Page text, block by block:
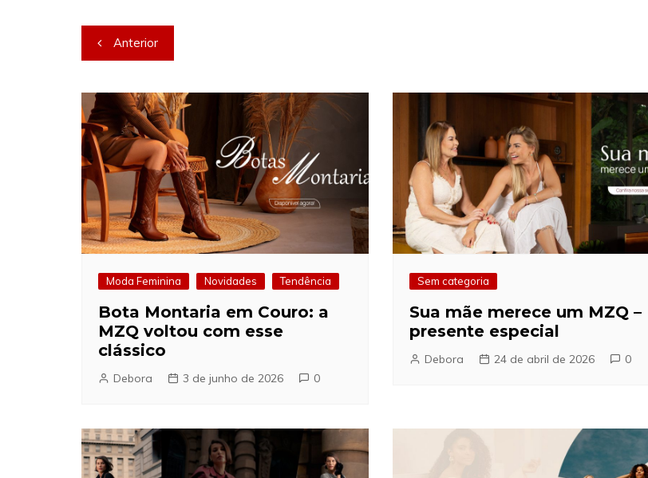
Navegação
de
Post
Anterior
Moda Feminina Novidades Tendência
Bota Montaria em Couro: a
MZQ voltou com esse
clássico
Debora 3 de junho de 2026 0
Sem categoria
Sua mãe merece um MZQ –
presente especial
Debora 24 de abril de 2026 0